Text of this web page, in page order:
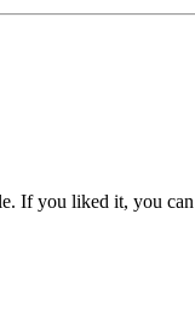
If you liked it, you